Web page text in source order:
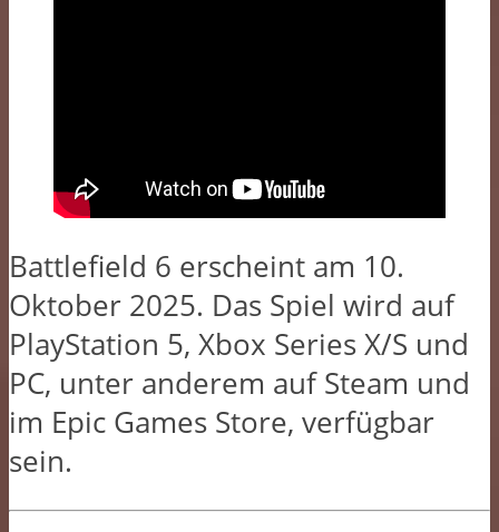
Battlefield 6 erscheint am 10.
Oktober 2025. Das Spiel wird auf
PlayStation 5, Xbox Series X/S und
PC, unter anderem auf Steam und
im Epic Games Store, verfügbar
sein.